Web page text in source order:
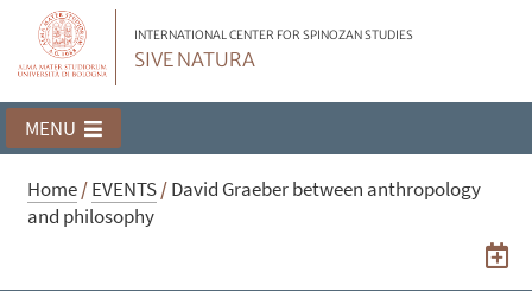
INTERNATIONAL CENTER FOR SPINOZAN STUDIES
SIVE NATURA
MENU
Home/EVENTS/David Graeber between anthropology
and philosophy